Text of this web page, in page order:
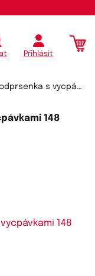
Přihlásit
Deniska hladká podprsenka s vycpávkami 148
148